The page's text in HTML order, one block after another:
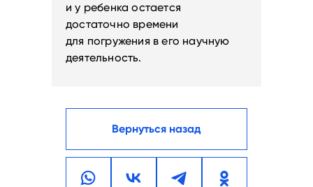
Вернуться назад
и у ребенка остается
достаточно времени
для погружения в его научную
деятельность.